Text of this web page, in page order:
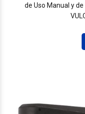
de Uso Manual y